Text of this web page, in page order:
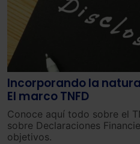
Incorporando la
El marco TNFD
Conoce aquí todo sobre el
sobre Declaraciones
objetivos.